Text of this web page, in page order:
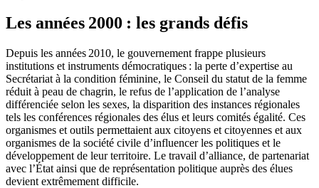
Les années 2000 : les grands défis
Depuis les années 2010, le gouvernement frappe plusieurs
institutions et instruments démocratiques : la perte d’expertise au
Secrétariat à la condition féminine, le Conseil du statut de la femme
réduit à peau de chagrin, le refus de l’application de l’analyse
différenciée selon les sexes, la disparition des instances régionales
tels les conférences régionales des élus et leurs comités égalité. Ces
organismes et outils permettaient aux citoyens et citoyennes et aux
organismes de la société civile d’influencer les politiques et le
développement de leur territoire. Le travail d’alliance, de partenariat
avec l’État ainsi que de représentation politique auprès des élues
devient extrêmement difficile.